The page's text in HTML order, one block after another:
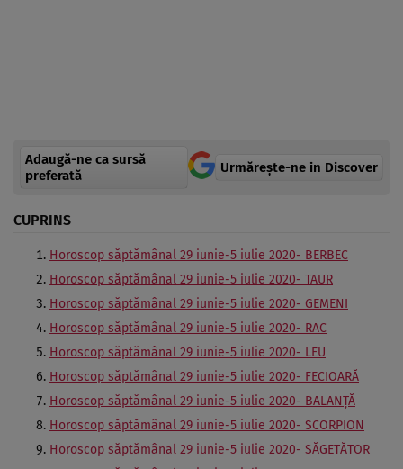
Adaugă-ne ca sursă
preferată
Urmărește-ne in Discover
CUPRINS
Horoscop săptămânal 29 iunie-5 iulie 2020- BERBEC
Horoscop săptămânal 29 iunie-5 iulie 2020- TAUR
Horoscop săptămânal 29 iunie-5 iulie 2020- GEMENI
Horoscop săptămânal 29 iunie-5 iulie 2020- RAC
Horoscop săptămânal 29 iunie-5 iulie 2020- LEU
Horoscop săptămânal 29 iunie-5 iulie 2020- FECIOARĂ
Horoscop săptămânal 29 iunie-5 iulie 2020- BALANŢĂ
Horoscop săptămânal 29 iunie-5 iulie 2020- SCORPION
Horoscop săptămânal 29 iunie-5 iulie 2020- SĂGETĂTOR